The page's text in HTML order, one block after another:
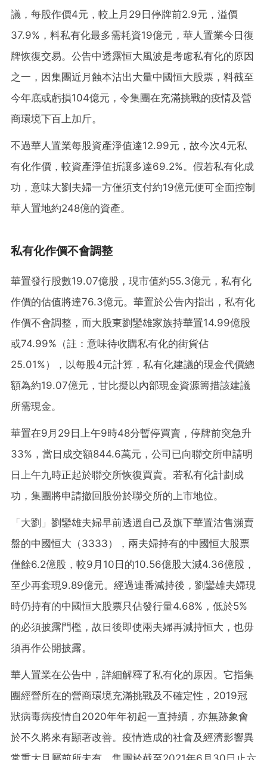
議，每股作價4元，較上月29日停牌前2.9元，溢價
37.9%，料私有化最多需耗資19億元，華人置業今日復
牌恢復交易。公告中透露恒大風波是考慮私有化的原因
之一，因集團近月蝕本沽出大量中國恒大股票，料截至
今年底或虧損104億元，令集團在充滿挑戰的疫情及營
商環境下百上加斤。
不過華人置業每股資產淨值達12.99元，故今次4元私
有化作價，較資產淨值折讓多達69.2%。假若私有化成
功，意味大劉夫婦一方僅須支付約19億元便可全面控制
華人置地約248億的資產。
私有化作價不會調整
華置發行股數19.07億股，現市值約55.3億元，私有化
作價的估值將達76.3億元。華置於公告內指出，私有化
作價不會調整，而大股東劉鑾雄家族持華置14.99億股
或74.99%（註：意味待收購私有化的街貨佔
25.01%），以每股4元計算，私有化建議的現金代價總
額為約19.07億元，甘比擬以內部現金資源籌措該建議
所需現金。
華置在9月29日上午9時48分暫停買賣，停牌前突急升
33%，當日成交額844.6萬元，公司已向聯交所申請明
日上午九時正起於聯交所恢復買賣。若私有化計劃成
功，集團將申請撤回股份於聯交所的上市地位。
「大劉」劉鑾雄夫婦早前透過自己及旗下華置沽售瀕賣
盤的中國恒大（3333），兩夫婦持有的中國恒大股票
僅餘6.2億股，較9月10日的10.56億股大減4.36億股，
至少再套現9.89億元。經過連番減持後，劉鑾雄夫婦現
時仍持有的中國恒大股票只佔發行量4.68%，低於5%
的必須披露門檻，故日後即使兩夫婦再減持恒大，也毋
須再作公開披露。
華人置業在公告中，詳細解釋了私有化的原因。它指集
團經營所在的營商環境充滿挑戰及不確定性，2019冠
狀病毒病疫情自2020年年初起一直持續，亦無跡象會
於不久將來有顯著改善。疫情造成的社會及經濟影響異